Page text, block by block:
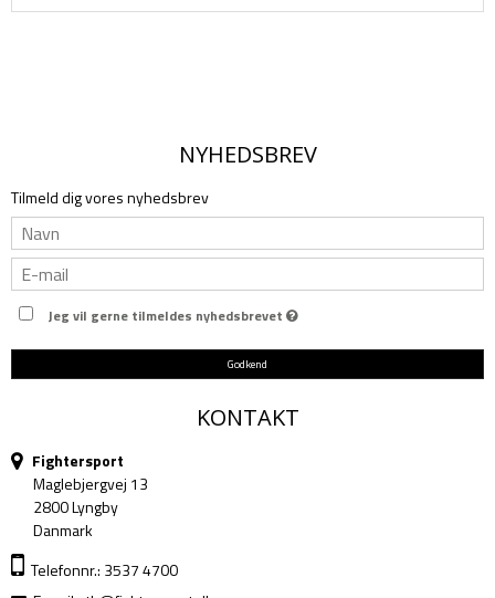
NYHEDSBREV
Tilmeld dig vores nyhedsbrev
Jeg vil gerne tilmeldes nyhedsbrevet
Godkend
KONTAKT
Fightersport
Maglebjergvej 13
2800 Lyngby
Danmark
Telefonnr.: 3537 4700